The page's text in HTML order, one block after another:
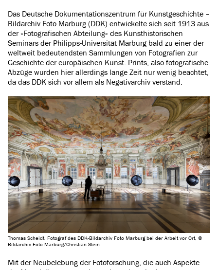
Das Deutsche Dokumentationszentrum für Kunstgeschichte –
Bildarchiv Foto Marburg (DDK) entwickelte sich seit 1913 aus
der »Fotografischen Abteilung« des Kunsthistorischen
Seminars der Philipps-Universität Marburg bald zu einer der
weltweit bedeutendsten Sammlungen von Fotografien zur
Geschichte der europäischen Kunst. Prints, also fotografische
Abzüge wurden hier allerdings lange Zeit nur wenig beachtet,
da das DDK sich vor allem als Negativarchiv verstand.
Thomas Scheidt, Fotograf des DDK-Bildarchiv Foto Marburg bei der Arbeit vor Ort, ©
Bildarchiv Foto Marburg/Christian Stein
Mit der Neubelebung der Fotoforschung, die auch Aspekte